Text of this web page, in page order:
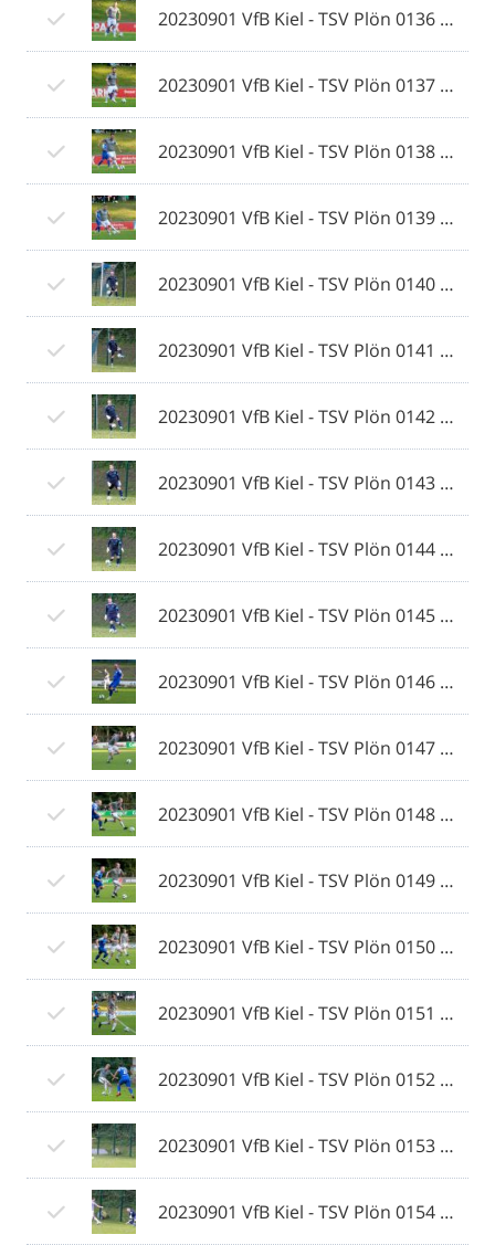
20230901 VfB Kiel - TSV Plön 0136 © 2023 Ismail Yesilyurt.jpg
20230901 VfB Kiel - TSV Plön 0137 © 2023 Ismail Yesilyurt.jpg
20230901 VfB Kiel - TSV Plön 0138 © 2023 Ismail Yesilyurt.jpg
20230901 VfB Kiel - TSV Plön 0139 © 2023 Ismail Yesilyurt.jpg
20230901 VfB Kiel - TSV Plön 0140 © 2023 Ismail Yesilyurt.jpg
20230901 VfB Kiel - TSV Plön 0141 © 2023 Ismail Yesilyurt.jpg
20230901 VfB Kiel - TSV Plön 0142 © 2023 Ismail Yesilyurt.jpg
20230901 VfB Kiel - TSV Plön 0143 © 2023 Ismail Yesilyurt.jpg
20230901 VfB Kiel - TSV Plön 0144 © 2023 Ismail Yesilyurt.jpg
20230901 VfB Kiel - TSV Plön 0145 © 2023 Ismail Yesilyurt.jpg
20230901 VfB Kiel - TSV Plön 0146 © 2023 Ismail Yesilyurt.jpg
20230901 VfB Kiel - TSV Plön 0147 © 2023 Ismail Yesilyurt.jpg
20230901 VfB Kiel - TSV Plön 0148 © 2023 Ismail Yesilyurt.jpg
20230901 VfB Kiel - TSV Plön 0149 © 2023 Ismail Yesilyurt.jpg
20230901 VfB Kiel - TSV Plön 0150 © 2023 Ismail Yesilyurt.jpg
20230901 VfB Kiel - TSV Plön 0151 © 2023 Ismail Yesilyurt.jpg
20230901 VfB Kiel - TSV Plön 0152 © 2023 Ismail Yesilyurt.jpg
20230901 VfB Kiel - TSV Plön 0153 © 2023 Ismail Yesilyurt.jpg
20230901 VfB Kiel - TSV Plön 0154 © 2023 Ismail Yesilyurt.jpg